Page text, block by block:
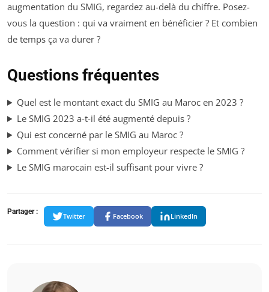
augmentation du SMIG, regardez au-delà du chiffre. Posez-
vous la question : qui va vraiment en bénéficier ? Et combien
de temps ça va durer ?
Questions fréquentes
Quel est le montant exact du SMIG au Maroc en 2023 ?
Le SMIG 2023 a-t-il été augmenté depuis ?
Qui est concerné par le SMIG au Maroc ?
Comment vérifier si mon employeur respecte le SMIG ?
Le SMIG marocain est-il suffisant pour vivre ?
Partager :
Twitter Facebook LinkedIn